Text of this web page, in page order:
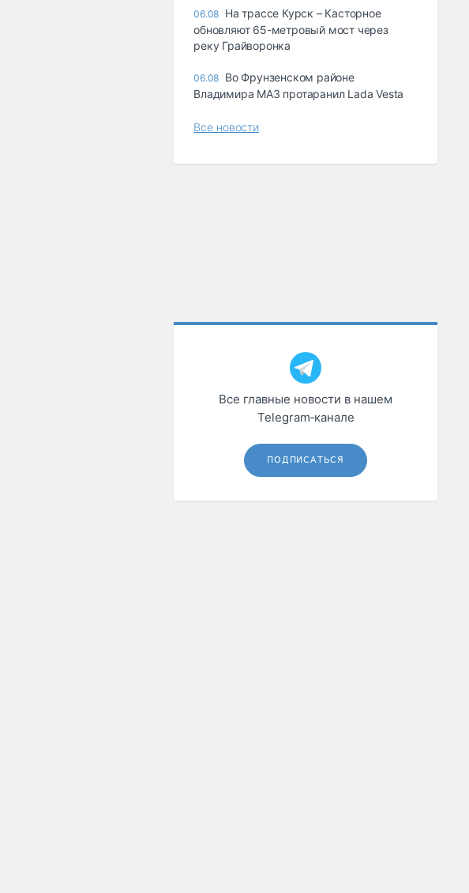
06.08 На трассе Курск – Касторное
обновляют 65-метровый мост через
реку Грайворонка
06.08 Во Фрунзенском районе
Владимира МАЗ протаранил Lada Vesta
Все новости
Все главные новости в нашем
Telegram‑канале
ПОДПИСАТЬСЯ